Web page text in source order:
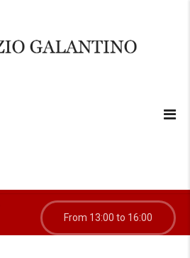
From 13:00 to 16:00